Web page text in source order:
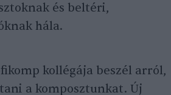
és beltéri,
hála.
kollégája beszél arról,
a komposztunkat. Új